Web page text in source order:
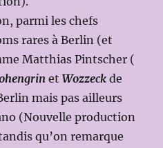
parmi les chefs
rares à Berlin (et
Matthias Pintscher (
etWozzeckde
mais pas ailleurs
(Nouvelle production
qu’on remarque